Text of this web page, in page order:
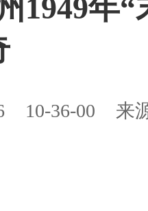
1949年
10-36-00 来